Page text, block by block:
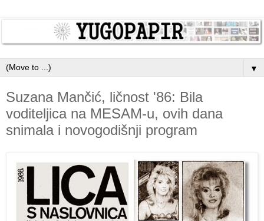
▼
Suzana Mančić, ličnost '86: Bila
voditeljica na MESAM-u, ovih dana
snimala i novogodišnji program